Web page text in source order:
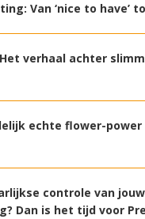
Van ‘nice to have’
verhaal achter
echte flower-power
controle van jouw
Dan is het tijd voor